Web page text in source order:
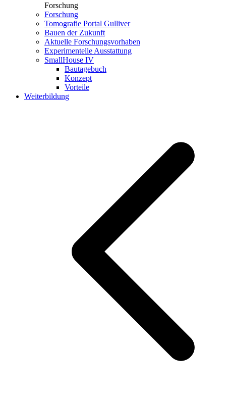
Forschung
Forschung
Tomografie Portal Gulliver
Bauen der Zukunft
Aktuelle Forschungsvorhaben
Experimentelle Ausstattung
SmallHouse IV
Bautagebuch
Konzept
Vorteile
Weiterbildung